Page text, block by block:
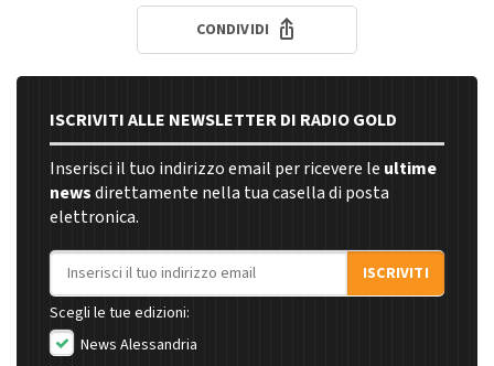
CONDIVIDI
ISCRIVITI ALLE NEWSLETTER DI RADIO GOLD
Inserisci il tuo indirizzo email per ricevere le ultime
newsdirettamente nella tua casella di posta
elettronica.
Indirizzo email
ISCRIVITI
Scegli le tue edizioni:
News Alessandria